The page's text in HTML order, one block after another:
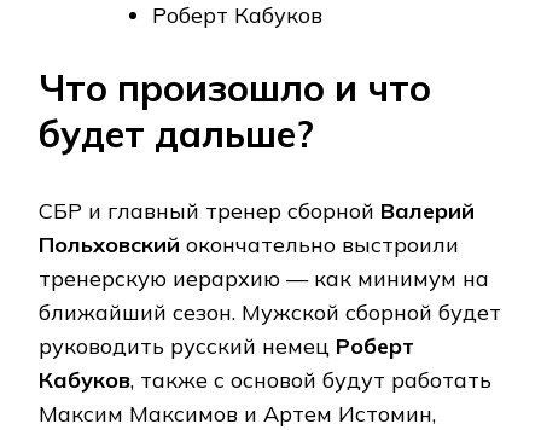
Роберт Кабуков
Что произошло и что
будет дальше?
СБР и главный тренер сборной Валерий
Польховский окончательно выстроили
тренерскую иерархию — как минимум на
ближайший сезон. Мужской сборной будет
руководить русский немец Роберт
Кабуков, также с основой будут работать
Максим Максимов и Артем Истомин,